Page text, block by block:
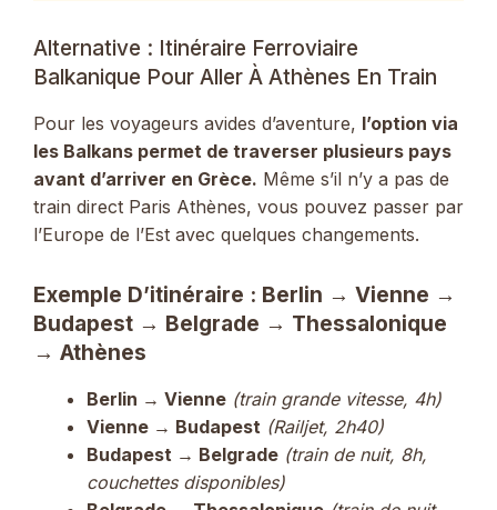
Alternative : Itinéraire Ferroviaire
Balkanique Pour Aller À Athènes En Train
Pour les voyageurs avides d’aventure, l’option via
les Balkans permet de traverser plusieurs pays
avant d’arriver en Grèce. Même s’il n’y a pas de
train direct Paris Athènes, vous pouvez passer par
l’Europe de l’Est avec quelques changements.
Exemple D’itinéraire : Berlin → Vienne →
Budapest → Belgrade → Thessalonique
→ Athènes
Berlin → Vienne (train grande vitesse, 4h)
Vienne → Budapest (Railjet, 2h40)
Budapest → Belgrade (train de nuit, 8h,
couchettes disponibles)